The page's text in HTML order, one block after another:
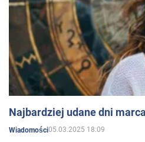
Najbardziej udane dni
Wiadomości05.03.2025 18:09